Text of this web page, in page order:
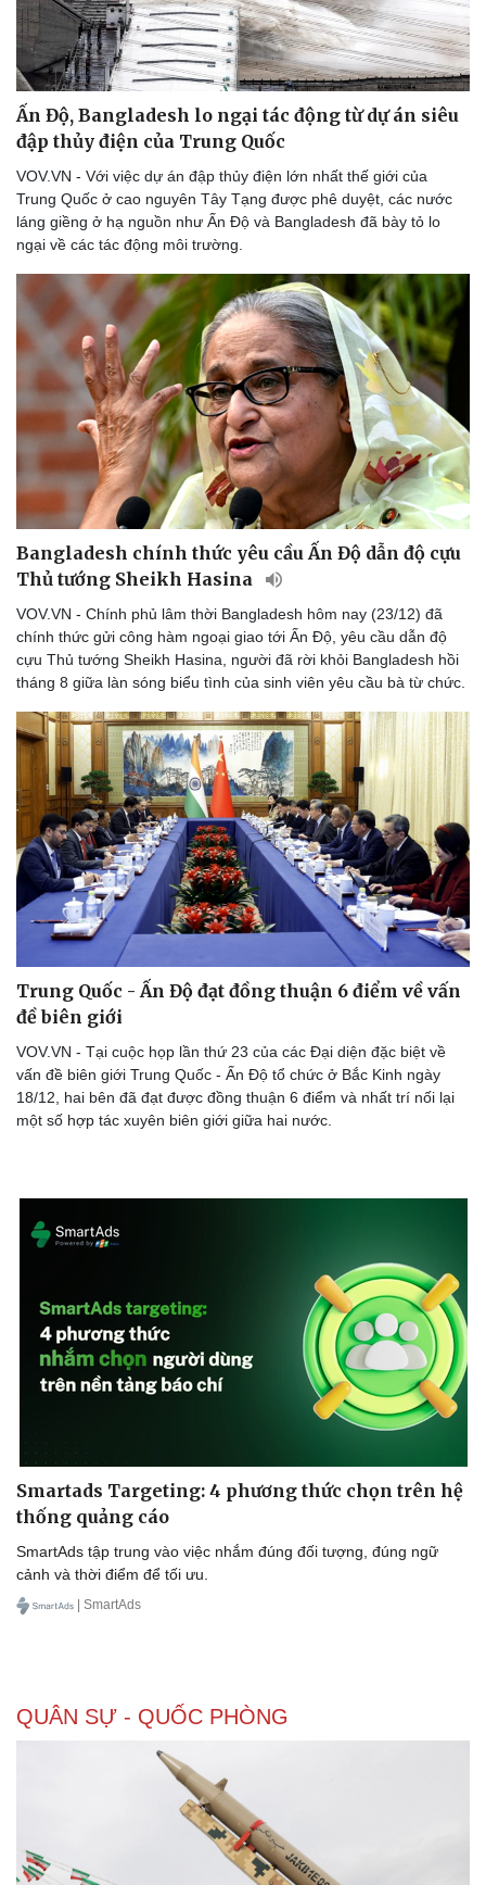
Thể thao
Bóng đá
Lịch thi đấu bóng đá
Thế giới thể thao
Hậu trường
Ô tô - Xe máy
Ô tô
Xe máy
Tư vấn
Ấn Độ, Bangladesh lo ngại tác động từ dự án siêu
đập thủy điện của Trung Quốc
VOV.VN - Với việc dự án đập thủy điện lớn nhất thế giới của
Trung Quốc ở cao nguyên Tây Tạng được phê duyệt, các nước
láng giềng ở hạ nguồn như Ấn Độ và Bangladesh đã bày tỏ lo
ngại về các tác động môi trường.
Bangladesh chính thức yêu cầu Ấn Độ dẫn độ cựu
Thủ tướng Sheikh Hasina
VOV.VN - Chính phủ lâm thời Bangladesh hôm nay (23/12) đã
chính thức gửi công hàm ngoại giao tới Ấn Độ, yêu cầu dẫn độ
cựu Thủ tướng Sheikh Hasina, người đã rời khỏi Bangladesh hồi
tháng 8 giữa làn sóng biểu tình của sinh viên yêu cầu bà từ chức.
Trung Quốc - Ấn Độ đạt đồng thuận 6 điểm về vấn
đề biên giới
VOV.VN - Tại cuộc họp lần thứ 23 của các Đại diện đặc biệt về
vấn đề biên giới Trung Quốc - Ấn Độ tổ chức ở Bắc Kinh ngày
18/12, hai bên đã đạt được đồng thuận 6 điểm và nhất trí nối lại
một số hợp tác xuyên biên giới giữa hai nước.
Smartads Targeting: 4 phương thức chọn trên hệ
thống quảng cáo
SmartAds tập trung vào việc nhắm đúng đối tượng, đúng ngữ
cảnh và thời điểm để tối ưu.
| SmartAds
QUÂN SỰ - QUỐC PHÒNG